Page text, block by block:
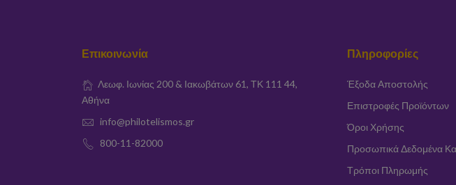
Επικοινωνία
Λεωφ. Ιωνίας 200 & Ιακωβάτων 61, ΤΚ 111 44,
Αθήνα
info@philotelismos.gr
800-11-82000
Πληροφορίες
Έξοδα Αποστολής
Επιστροφές Προϊόντων
Όροι Χρήσης
Προσωπικά Δεδομένα
Τρόποι Πληρωμής